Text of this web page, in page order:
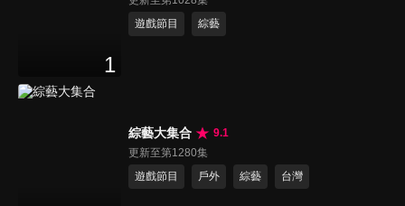
1
遊戲節目
綜藝
綜藝大集合
9.1
更新至第1280集
遊戲節目
戶外 綜藝 台灣